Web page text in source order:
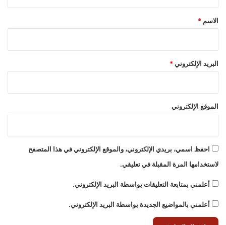
*
الاسم *
البريد الإلكتروني*
الموقع الإلكتروني
احفظ اسمي، بريدي الإلكتروني، والموقع الإلكتروني في هذا المتصفح
لاستخدامها المرة المقبلة في تعليقي.
أعلمني بمتابعة التعليقات بواسطة البريد الإلكتروني.
أعلمني بالمواضيع الجديدة بواسطة البريد الإلكتروني.